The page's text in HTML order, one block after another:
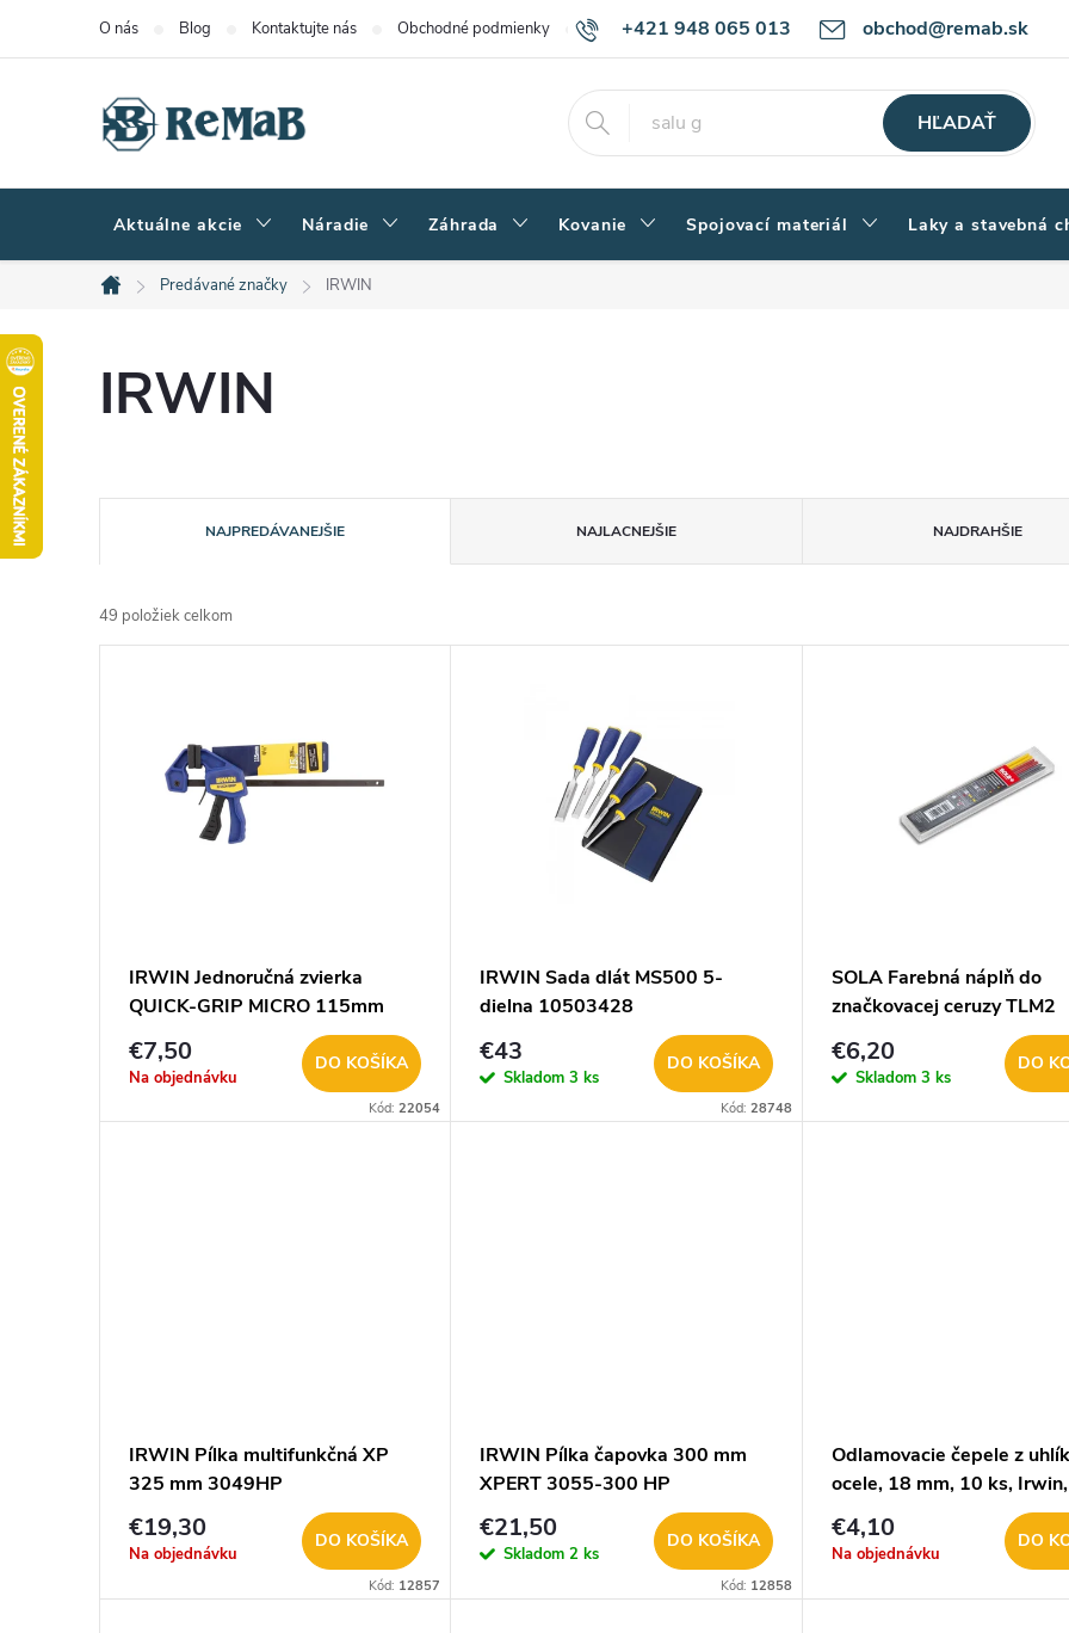
+421 948 065 013 obchod@remab.sk
O nás Blog Kontaktujte nás Obchodné podmienky Podmienky ochrany osobných údajov Ako nakupovať
HĽADAŤ
Aktuálne akcie Náradie Záhrada Kovanie Spojovací materiál Laky a stavebná
Domov
Predávané značky IRWIN
IRWIN
a
d
d
NAJPREDÁVANEJŠIE NAJLACNEJŠIE NAJDRAHŠIE
49 položiek celkom
IRWIN Jednoručná zvierka
QUICK-GRIP MICRO 115mm
€7,50
Na objednávku
DO KOŠÍKA
Kód:22054
IRWIN Sada dlát MS500 5-
dielna 10503428
€43
Skladom3 ks
DO KOŠÍKA
Kód: 28748
SOLA Farebná náplň do
značkovacej ceruzy TLM2
€6,20
Skladom 3 ks
DO
IRWIN Pílka multifunkčná XP
325 mm 3049HP
€19,30
Na objednávku
DO KOŠÍKA
Kód: 12857
IRWIN Pílka čapovka 300 mm
XPERT 3055-300 HP
€21,50
Skladom2 ks
DO KOŠÍKA
Kód: 12858
Odlamovacie čepele z
ocele, 18 mm, 10 ks, Irwin,
10504562
€4,10
Na objednávku
DO